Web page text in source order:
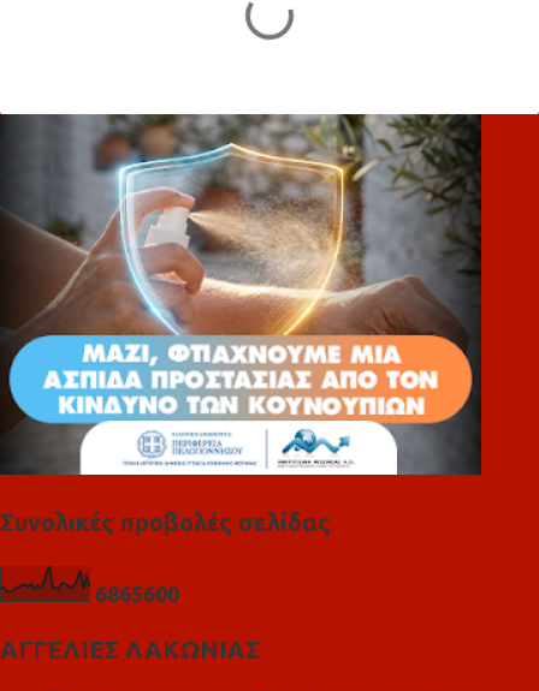
λ
Συνολικές προβολές σελίδας
6865600
ΑΓΓΕΛΙΕΣ ΛΑΚΩΝΙΑΣ